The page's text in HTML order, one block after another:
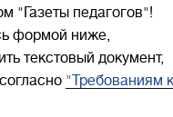
"Газеты педагогов"!
формой ниже,
текстовый документ,
"Требованиям